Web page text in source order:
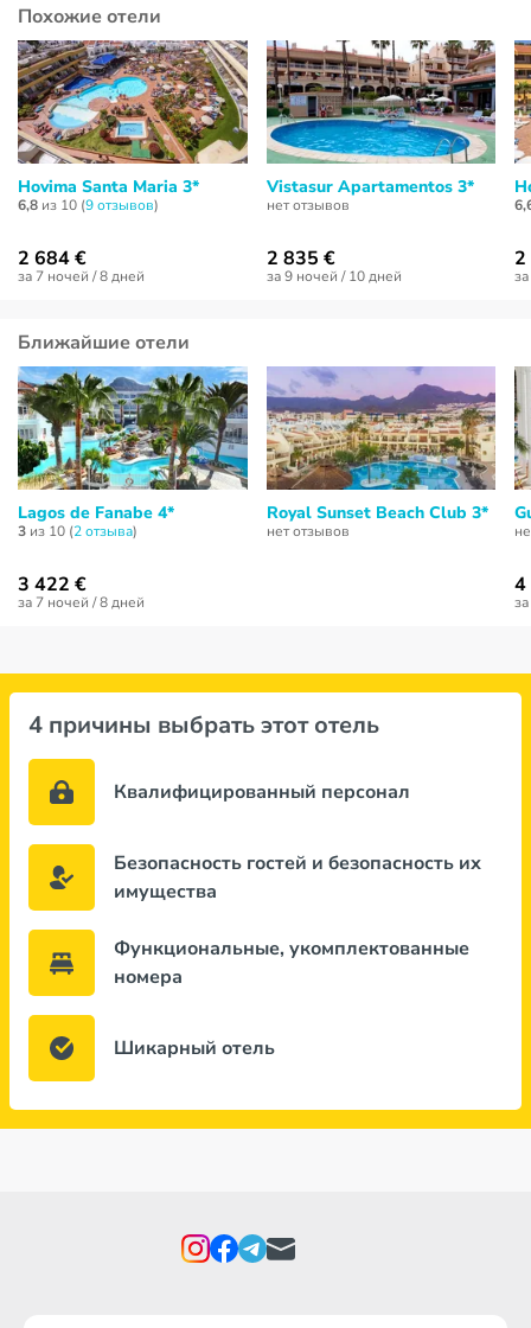
Похожие отели
Hovima Santa Maria 3*
6,8 из 10 (9 отзывов)
2 684 €
за 7 ночей / 8 дней
Vistasur Apartamentos 3*
нет отзывов
2 835 €
за 9 ночей / 10 дней
Ближайшие отели
Lagos de Fanabe 4*
3 из 10 (2 отзывa)
3 422 €
за 7 ночей / 8 дней
Royal Sunset Beach Club 3*
нет отзывов
4
4 причины выбрать этот отель
Квалифицированный персонал
Безопасность гостей и безопасность их
имущества
Функциональные, укомплектованные
номера
Шикарный отель